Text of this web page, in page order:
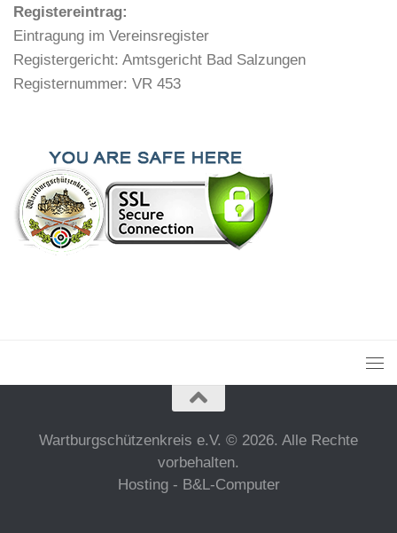
Registereintrag:
Eintragung im Vereinsregister
Registergericht: Amtsgericht Bad Salzungen
Registernummer: VR 453
Wartburgschützenkreis e.V. © 2026. Alle Rechte
vorbehalten.
Hosting - B&L-Computer